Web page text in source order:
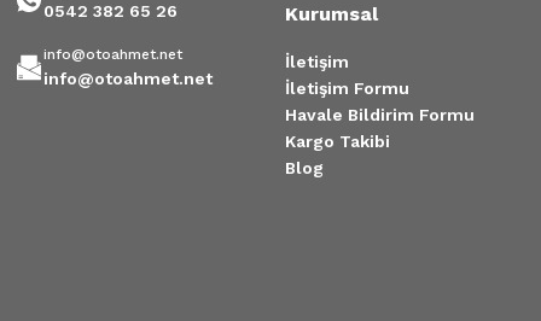
0542 382 65 26
info@otoahmet.net
info@otoahmet.net
Kurumsal
İletişim
İletişim Formu
Havale Bildirim Formu
Kargo Takibi
Blog